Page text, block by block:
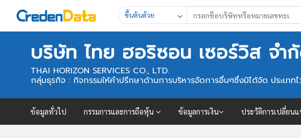
ขึ้นต้นด้วย
บริษัท ไทย ฮอริซอน เซอร์วิส จำ
THAI HORIZON SERVICES CO., LTD.
กลุ่มธุรกิจ : กิจกรรมให้คำปรึกษาด้านการบริหารจัดการอื่นๆซึ่งมิได้จัด ประเภทไ
ข้อมูลทั่วไป กรรมการและการถือหุ้น ข้อมูลการเงิน ประวัติการเปลี่ยน